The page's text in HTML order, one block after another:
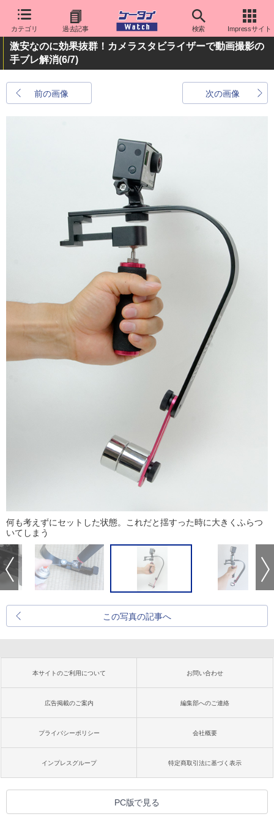
カテゴリ 過去記事 検索 Impressサイト
激安なのに効果抜群！カメラスタビライザーで動画撮影の
手ブレ解消(6/7)
前の画像 次の画像
何も考えずにセットした状態。これだと揺すった時に大きくふらつ
いてしまう
この写真の記事へ
本サイトのご利用について お問い合わせ
広告掲載のご案内 編集部へのご連絡
プライバシーポリシー 会社概要
インプレスグループ 特定商取引法に基づく表示
PC版で見る